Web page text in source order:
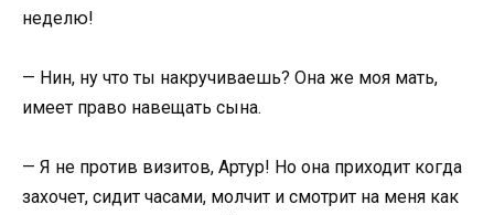
неделю!
— Нин, ну что ты накручиваешь? Она же моя мать,
имеет право навещать сына.
— Я не против визитов, Артур! Но она приходит когда
захочет, сидит часами, молчит и смотрит на меня как